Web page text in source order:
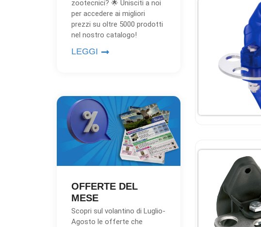
zootecnici? 🌟 Unisciti a noi
per accedere ai migliori
prezzi su oltre 5000 prodotti
nel nostro catalogo!
LEGGI
OFFERTE DEL
MESE
Scopri sul volantino di Luglio-
Agosto le offerte che